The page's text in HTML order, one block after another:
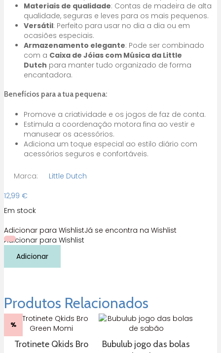
Materiais de qualidade: Contas de madeira de alta
qualidade, seguras e leves para os mais pequenos.
Versátil: Perfeito para usar no dia a dia ou em
ocasiões especiais.
Armazenamento elegante: Pode ser combinado
com a Caixa de Jóias com Música da Little
Dutch para manter tudo organizado de forma
encantadora.
Benefícios para a tua pequena:
Promove a criatividade e os jogos de faz de conta.
Estimula a coordenação motora fina ao vestir e
manusear os acessórios.
Adiciona um toque especial ao estilo diário com
acessórios seguros e confortáveis.
Marca:
Little Dutch
12,99 €
Em stock
Adicionar para WishlistJá se encontra na Wishlist
Adicionar para Wishlist
Joias
Morangos
Little
Dutch
Adicionar
Produtos Relacionados
%
Trotinete Qkids Bro
Bubulub jogo das bolas